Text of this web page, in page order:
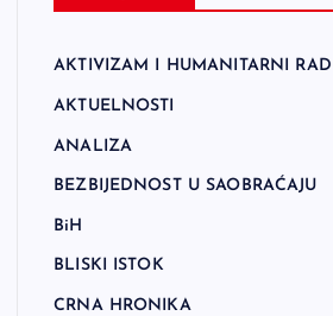
AKTIVIZAM I HUMANITARNI RAD
AKTUELNOSTI
ANALIZA
BEZBIJEDNOST U SAOBRAĆAJU
BiH
BLISKI ISTOK
CRNA HRONIKA